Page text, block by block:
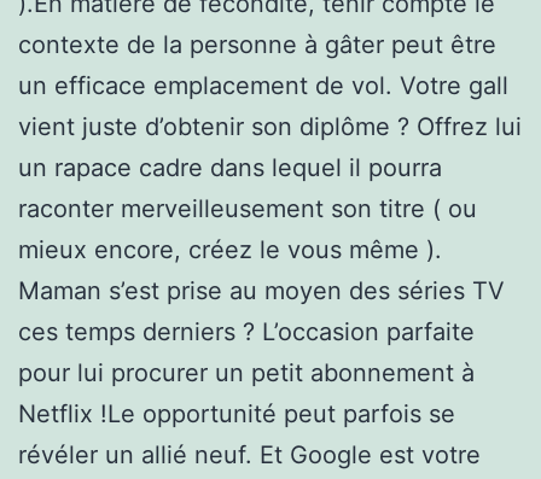
contexte de la personne à gâter peut être
un efficace emplacement de vol. Votre gall
vient juste d’obtenir son diplôme ? Offrez lui
un rapace cadre dans lequel il pourra
raconter merveilleusement son titre ( ou
mieux encore, créez le vous même ).
Maman s’est prise au moyen des séries TV
ces temps derniers ? L’occasion parfaite
pour lui procurer un petit abonnement à
Netflix !Le opportunité peut parfois se
révéler un allié neuf. Et Google est votre